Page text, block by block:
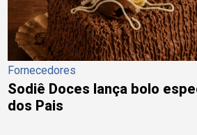
Fornecedores
Sodiê Doces lança bolo
dos Pais